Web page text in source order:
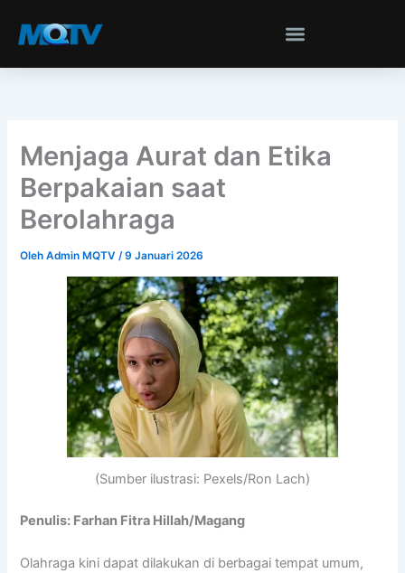
Menjaga Aurat dan Etika
Berpakaian saat
Berolahraga
OlehAdmin MQTV /9 Januari 2026
(Sumber ilustrasi: Pexels/Ron Lach)
Penulis: Farhan Fitra Hillah/Magang
Olahraga kini dapat dilakukan di berbagai tempat umum,